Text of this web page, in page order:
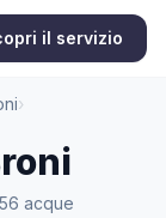
il servizio
›
acque